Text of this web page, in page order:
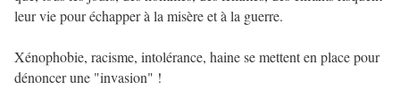
leur vie pour échapper à la misère et à la guerre.
Xénophobie, racisme, intolérance, haine se mettent en place pour
dénoncer une "invasion" !